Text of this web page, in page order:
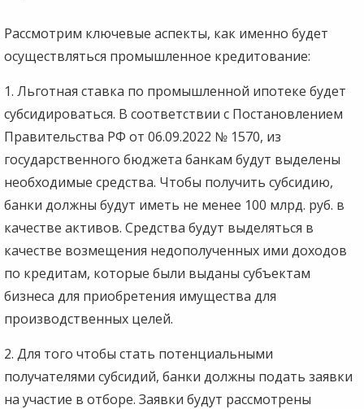
Рассмотрим ключевые аспекты, как именно будет
осуществляться промышленное кредитование:
1. Льготная ставка по промышленной ипотеке будет
субсидироваться. В соответствии с Постановлением
Правительства РФ от 06.09.2022 № 1570, из
государственного бюджета банкам будут выделены
необходимые средства. Чтобы получить субсидию,
банки должны будут иметь не менее 100 млрд. руб. в
качестве активов. Средства будут выделяться в
качестве возмещения недополученных ими доходов
по кредитам, которые были выданы субъектам
бизнеса для приобретения имущества для
производственных целей.
2. Для того чтобы стать потенциальными
получателями субсидий, банки должны подать заявки
на участие в отборе. Заявки будут рассмотрены